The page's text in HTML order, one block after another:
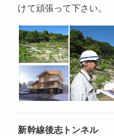
けて頑張って下さい。
新幹線後志トンネル